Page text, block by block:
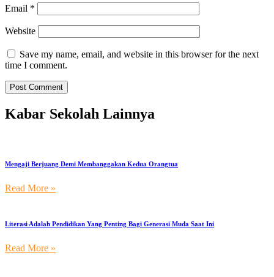
Email *
Website
Save my name, email, and website in this browser for the next
time I comment.
Kabar Sekolah Lainnya
Mengaji Berjuang Demi Membanggakan Kedua Orangtua
Read More »
Literasi Adalah Pendidikan Yang Penting Bagi Generasi Muda Saat Ini
Read More »